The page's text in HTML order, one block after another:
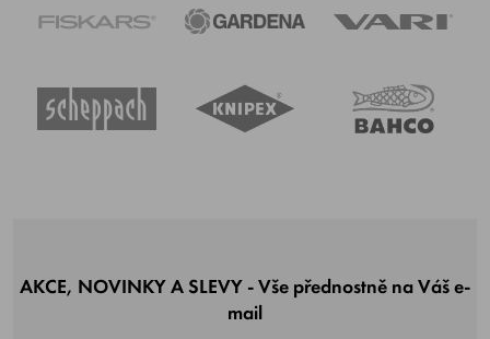
AKCE, NOVINKY A SLEVY - Vše přednostně na Váš e-
mail